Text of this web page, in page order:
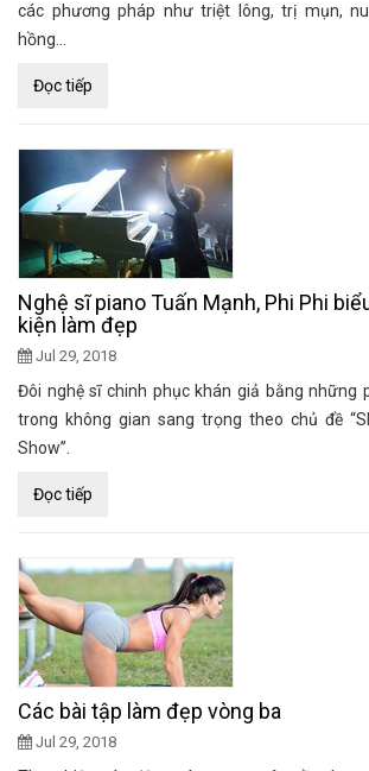
các phương pháp như triệt lông, trị mụn,
hồng...
Đọc tiếp
Nghệ sĩ piano Tuấn Mạnh, Phi Phi
kiện làm đẹp
Jul 29, 2018
Đôi nghệ sĩ chinh phục khán giả bằng những
trong không gian sang trọng theo chủ đề
Show”.
Đọc tiếp
Các bài tập làm đẹp vòng ba
Jul 29, 2018